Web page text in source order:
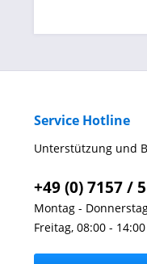
Service Hotline
Unterstützung und
+49 (0) 7157 /
Montag -
Freitag, 08:00 -